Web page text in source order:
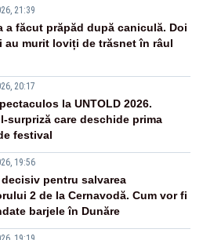
21:39
a făcut prăpăd după caniculă. Doi
au murit loviți de trăsnet în râul
20:17
la UNTOLD 2026.
surpriză care deschide prima
festival
19:56
pentru salvarea
2 de la Cernavodă. Cum vor fi
barjele în Dunăre